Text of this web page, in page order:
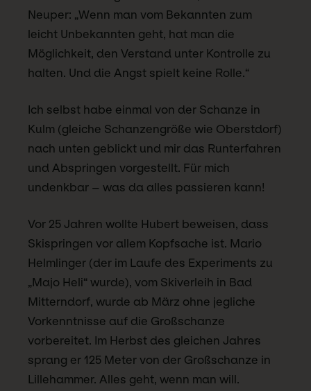
Neuper: „Wenn man vom Bekannten zum
leicht Unbekannten geht, hat man die
Möglichkeit, den Verstand unter Kontrolle zu
halten. Und die Angst spielt keine Rolle.“
Ich selbst habe einmal von der Schanze in
Kulm (gleiche Schanzengröße wie Oberstdorf)
nach unten geblickt und mir das Runterfahren
und Abspringen vorgestellt. Für mich
undenkbar – was da alles passieren kann!
Vor 25 Jahren wollte Hubert beweisen, dass
Skispringen vor allem Kopfsache ist. Mario
Helmlinger (der im Laufe des Experiments zu
„Majo Heli“ wurde), vom Skiverleih in Bad
Mitterndorf, wurde ab März ohne jegliche
Vorkenntnisse auf die Großschanze
vorbereitet. Im Herbst des gleichen Jahres
sprang er 125 Meter von der Großschanze in
Lillehammer. Alles geht, wenn man will.